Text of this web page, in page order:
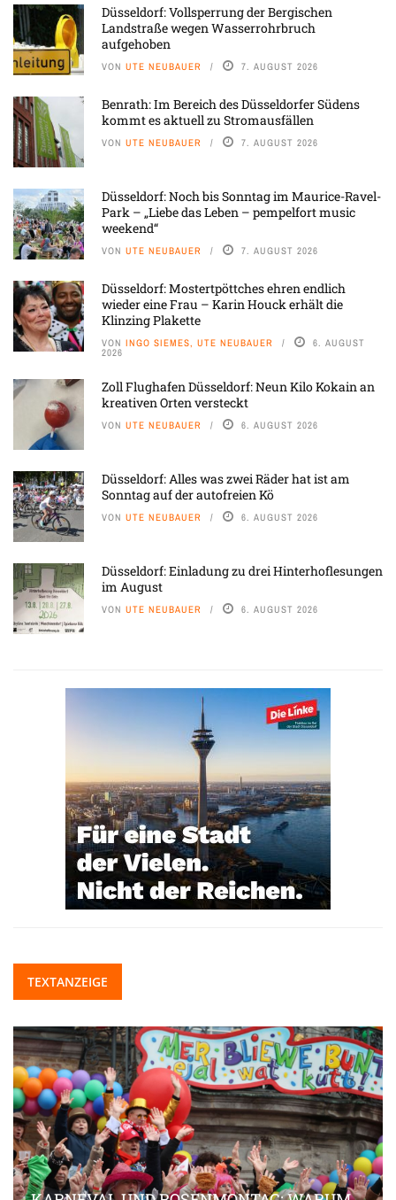
Düsseldorf: Vollsperrung der Bergischen
Landstraße wegen Wasserrohrbruch
aufgehoben
VON UTE NEUBAUER 7. AUGUST 2026
Benrath: Im Bereich des Düsseldorfer Südens
kommt es aktuell zu Stromausfällen
VON UTE NEUBAUER 7. AUGUST 2026
Düsseldorf: Noch bis Sonntag im Maurice-Ravel-
Park – „Liebe das Leben – pempelfort music
weekend“
VON UTE NEUBAUER 7. AUGUST 2026
Düsseldorf: Mostertpöttches ehren endlich
wieder eine Frau – Karin Houck erhält die
Klinzing Plakette
VON INGO SIEMES, UTE NEUBAUER 6. AUGUST
2026
Zoll Flughafen Düsseldorf: Neun Kilo Kokain an
kreativen Orten versteckt
VON UTE NEUBAUER 6. AUGUST 2026
Düsseldorf: Alles was zwei Räder hat ist am
Sonntag auf der autofreien Kö
VON UTE NEUBAUER 6. AUGUST 2026
Düsseldorf: Einladung zu drei Hinterhoflesungen
im August
VON UTE NEUBAUER 6. AUGUST 2026
TEXTANZEIGE